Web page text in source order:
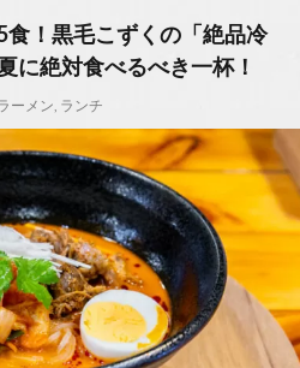
食！黒毛こずくの「絶品冷
に絶対食べるべき一杯！
ーメン, ランチ